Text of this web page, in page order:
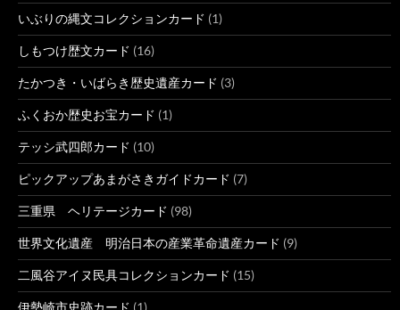
いぶりの縄文コレクションカード (1)
しもつけ歴文カード (16)
たかつき・いばらき歴史遺産カード (3)
ふくおか歴史お宝カード (1)
テッシ武四郎カード (10)
ピックアップあまがさきガイドカード (7)
三重県 ヘリテージカード (98)
世界文化遺産 明治日本の産業革命遺産カード (9)
二風谷アイヌ民具コレクションカード (15)
伊勢崎市史跡カード (1)